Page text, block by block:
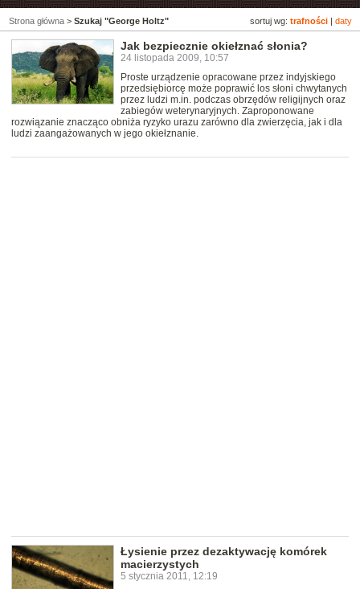
sortuj wg: trafności daty
Strona główna > Szukaj "George Holtz"
Jak bezpiecznie okiełznać słonia?
24 listopada 2009, 10:57
Proste urządzenie opracowane przez indyjskiego
przedsiębiorcę może poprawić los słoni chwytanych
przez ludzi m.in. podczas obrzędów religijnych oraz
zabiegów weterynaryjnych. Zaproponowane
rozwiązanie znacząco obniża ryzyko urazu zarówno dla zwierzęcia, jak i dla
ludzi zaangażowanych w jego okiełznanie.
Łysienie przez dezaktywację komórek
macierzystych
5 stycznia 2011, 12:19